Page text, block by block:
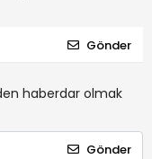
Gönder
haberdar olmak
Gönder